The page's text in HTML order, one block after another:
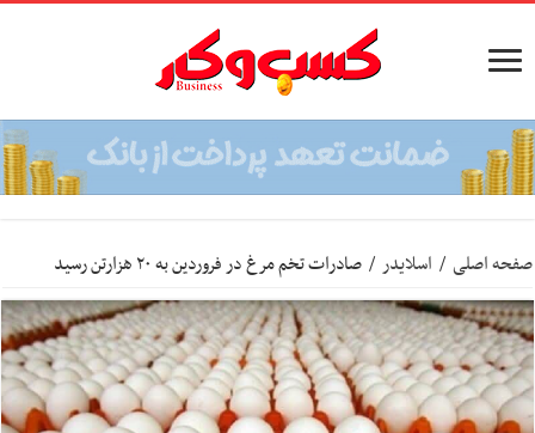
صفحه اصلی / اسلایدر / صادرات تخم مرغ در فروردین به ۲۰ هزارتن رسید